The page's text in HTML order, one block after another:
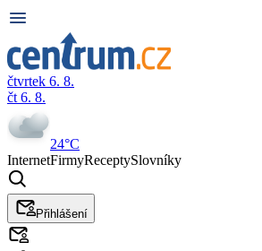
čtvrtek 6. 8.
čt 6. 8.
24°C
InternetFirmyReceptySlovníky
Přihlášení